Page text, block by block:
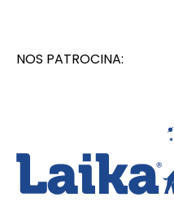
NOS PATROCINA: